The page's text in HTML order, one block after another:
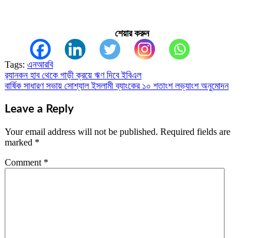
শেয়ার করুন
Tags: এনআরবি
Post
navigation
র‌্যানকন হাব থেকে গাড়ী ক্রয়ে ঋণ দিবে ইবিএল
বার্ষিক সাধারণ সভায় সোশ্যাল ইসলামী ব্যাংকের ১০ শতাংশ লভ্যাংশ অনুমোদন
Leave a Reply
Your email address will not be published. Required fields are
marked *
Comment *